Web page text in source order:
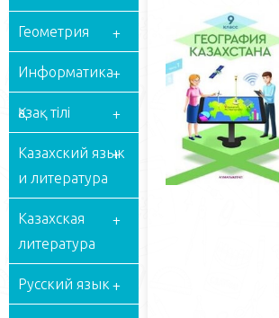
Геометрия
Информатика
Қазақ тілі
Казахский язык
и литература
Казахская
литература
Русский язык